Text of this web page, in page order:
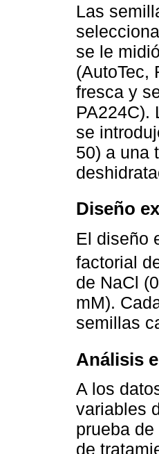
Las
se le
(AutoTec,
fresca y
PA224C).
se
50) a una
Diseño
El diseño
factorial
de NaCl
mM).
semillas
Análisis
A los
variables
prueba
de